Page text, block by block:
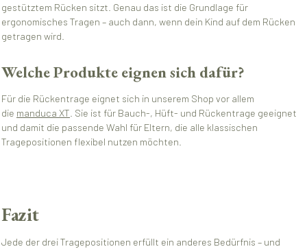
gestütztem Rücken sitzt. Genau das ist die Grundlage für
ergonomisches Tragen – auch dann, wenn dein Kind auf dem Rücken
getragen wird.
Welche Produkte eignen sich dafür?
Für die Rückentrage eignet sich in unserem Shop vor allem
die manduca XT. Sie ist für Bauch-, Hüft- und Rückentrage geeignet
und damit die passende Wahl für Eltern, die alle klassischen
Tragepositionen flexibel nutzen möchten.
Fazit
Jede der drei Tragepositionen erfüllt ein anderes Bedürfnis – und